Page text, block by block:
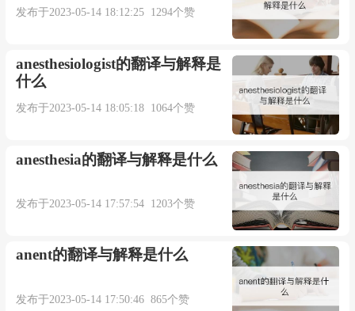
发布于2023-05-14 18:12:25 1294个赞
anesthesiologist的翻译与解释是
什么
发布于2023-05-14 18:05:18 1064个赞
anesthesia的翻译与解释是什么
发布于2023-05-14 17:57:54 1203个赞
anent的翻译与解释是什么
发布于2023-05-14 17:50:46 865个赞